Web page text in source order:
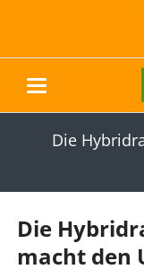
Die
Die
macht den